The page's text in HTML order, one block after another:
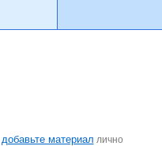
добавьте материал лично